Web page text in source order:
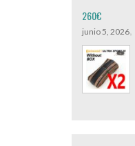
260€
junio 5, 2026,